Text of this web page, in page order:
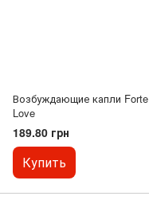
Возбуждающие капли Forte
Love
189.80 грн
Купить